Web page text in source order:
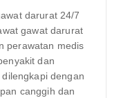
darurat 24/7
gawat darurat
perawatan medis
dan
dengan
canggih dan